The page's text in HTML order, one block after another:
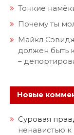
Тонкие
Почему ты
Майкл
должен быть
–
Новые
Суровая
ненавистью